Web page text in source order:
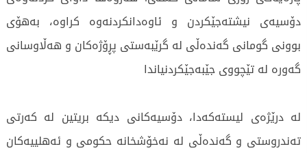
دۆسیەی نیشتەجێکردن و ئاوەدانکردنەوە کراوە، بەهۆی
بوونی گومانی گەندەڵی لە گرێبەستی پڕۆژەکان و هەڵاوسانی
گەورە لە تێچووی جێبەجێکردنیاندا
لە درێژەی لیستەکەدا، دۆسیەکانی دیکە بریتین لە کەرتی
تەندروستی و گەندەڵی لە نەخۆشخانە حکومی و ئەهلییەکان